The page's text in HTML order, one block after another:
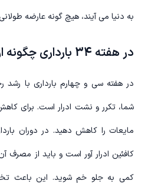
به دنیا می آیند، هیچ گونه عارضه
در هفته 34 بارداری چگونه از خودم مراقبت کنم؟
در هفته سی و چهارم بارداری با رشد
شما، تکرر و نشت ادرار است. برای
مایعات را کاهش دهید. در دوران
کافئین ادرار آور است و باید از مصرف
کمی به جلو خم شوید. این باعث